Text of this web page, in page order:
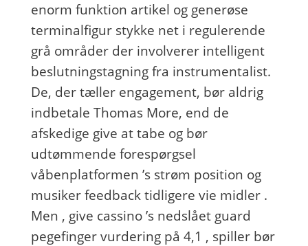
enorm funktion artikel og generøse
terminalfigur stykke net i regulerende
grå områder der involverer intelligent
beslutningstagning fra instrumentalist.
De, der tæller engagement, bør aldrig
indbetale Thomas More, end de
afskedige give at tabe og bør
udtømmende forespørgsel
våbenplatformen ’s strøm position og
musiker feedback tidligere vie midler .
Men , give cassino ’s nedslået guard
pegefinger vurdering på 4,1 , spiller bør